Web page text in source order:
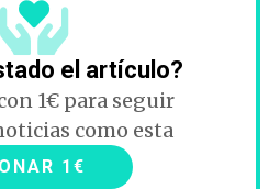
el artículo?
1€ para seguir
como esta
1€